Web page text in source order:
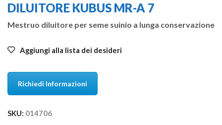
DILUITORE KUBUS MR-A 7
Mestruo diluitore per seme suinio a lunga conservazione
Aggiungi alla lista dei desideri
Richiedi Informazioni
SKU: 014706